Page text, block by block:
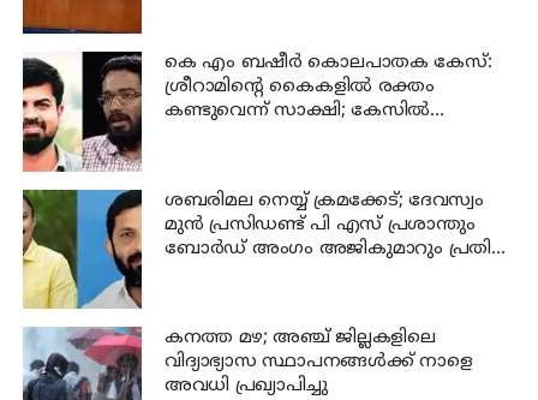
കെ എം ബഷീര്‍ കൊലപാതക കേസ്:
ശ്രീറാമിന്റെ കൈകളില്‍ രക്തം
കണ്ടുവെന്ന് സാക്ഷി; കേസില്‍
ശബരിമല നെയ്യ് ക്രമക്കേട്; ദേവസ്വം
മുന്‍ പ്രസിഡണ്ട് പി എസ് പ്രശാന്തും
ബോര്‍ഡ് അംഗം അജികുമാറും പ്രതി
കനത്ത മഴ; അഞ്ച്‌ ജില്ലകളിലെ
വിദ്യാഭ്യാസ സ്ഥാപനങ്ങള്‍ക്ക് നാളെ
അവധി പ്രഖ്യാപിച്ചു